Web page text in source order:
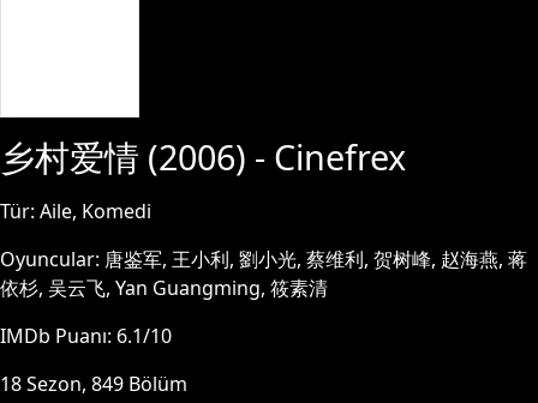
乡村爱情 (2006) - Cinefrex
Tür: Aile, Komedi
Oyuncular: 唐鉴军, 王小利, 劉小光, 蔡维利, 贺树峰, 赵海燕, 蒋
依杉, 吴云飞, Yan Guangming, 筱素清
IMDb Puanı: 6.1/10
18Sezon, 849 Bölüm